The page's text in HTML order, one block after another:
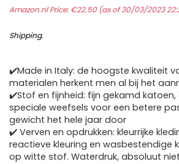
Amazon.nl Price:€22.50(as of 30/03/2023
Shipping.
✔️Made in Italy: de hoogste kwaliteit
materialen herkent men al bij het
✔️Stof en fijnheid: fijn gekamd
speciale weefsels voor een betere
gewicht het hele jaar door
✔️ Verven en opdrukken: kleurrijke
reactieve kleuring en wasbestendige
op witte stof. Waterdruk, absoluut